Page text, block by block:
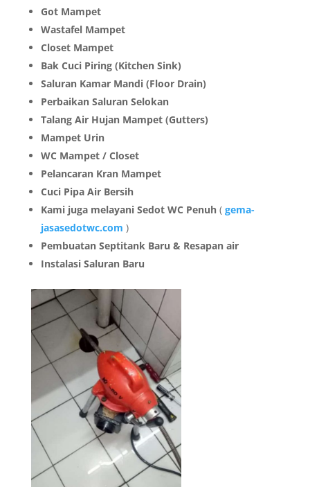
Got Mampet
Wastafel Mampet
Closet Mampet
Bak Cuci Piring (Kitchen Sink)
Saluran Kamar Mandi (Floor Drain)
Perbaikan Saluran Selokan
Talang Air Hujan Mampet (Gutters)
Mampet Urin
WC Mampet / Closet
Pelancaran Kran Mampet
Cuci Pipa Air Bersih
Kami juga melayani Sedot WC Penuh( gema-
jasasedotwc.com )
Pembuatan Septitank Baru & Resapan air
Instalasi Saluran Baru